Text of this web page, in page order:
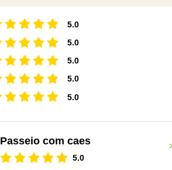
5.0
5.0
5.0
5.0
5.0
Passeio com caes
5.0